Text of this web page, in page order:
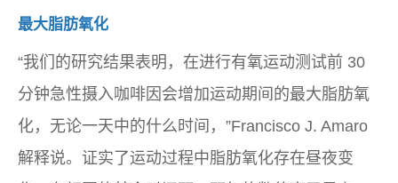
最大脂肪氧化
“我们的研究结果表明，在进行有氧运动测试前 30
分钟急性摄入咖啡因会增加运动期间的最大脂肪氧
化，无论一天中的什么时间，”Francisco J. Amaro
解释说。证实了运动过程中脂肪氧化存在昼夜变